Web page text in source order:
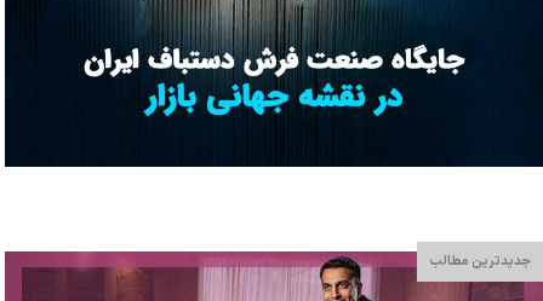
جدیدترین مطالب